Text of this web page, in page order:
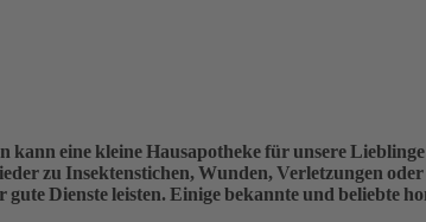
eine kleine Hausapotheke für unsere
zu Insektenstichen, Wunden, Verletzungen
Dienste leisten. Einige bekannte und beliebte